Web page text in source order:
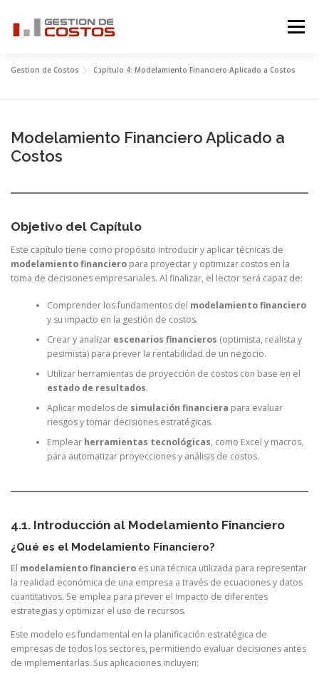
content
Menu
PROYECTOS EQUIPO NOTICIAS
Gestion de Costos Capítulo 4: Modelamiento Financiero Aplicado a Costos
Modelamiento Financiero Aplicado a
Costos
Objetivo del Capítulo
Este capítulo tiene como propósito introducir y aplicar técnicas de
modelamiento financiero para proyectar y optimizar costos en la
toma de decisiones empresariales. Al finalizar, el lector será capaz de:
Comprender los fundamentos del modelamiento financiero
y su impacto en la gestión de costos.
Crear y analizar escenarios financieros (optimista, realista y
pesimista) para prever la rentabilidad de un negocio.
Utilizar herramientas de proyección de costos con base en el
estado de resultados.
Aplicar modelos de simulación financiera para evaluar
riesgos y tomar decisiones estratégicas.
Emplear herramientas tecnológicas, como Excel y macros,
para automatizar proyecciones y análisis de costos.
4.1. Introducción al Modelamiento Financiero
¿Qué es el Modelamiento Financiero?
El modelamiento financiero es una técnica utilizada para representar
la realidad económica de una empresa a través de ecuaciones y datos
cuantitativos. Se emplea para prever el impacto de diferentes
estrategias y optimizar el uso de recursos.
Este modelo es fundamental en la planificación estratégica de
empresas de todos los sectores, permitiendo evaluar decisiones antes
de implementarlas. Sus aplicaciones incluyen: